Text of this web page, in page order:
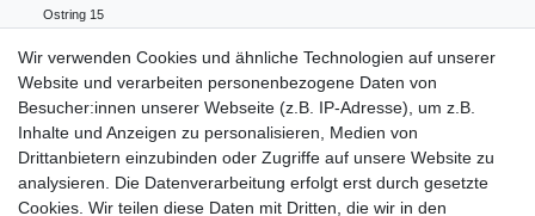
Ostring 15
004943548099856
amaryllis-eckernfoerde@t-online.de
EU-Verantwortlicher
Amaryllis Katrin Meißner und Tim Lemke GbR
Ostring
15
004943548099856
Wir verwenden Cookies und ähnliche Technologien auf unserer
Website und verarbeiten personenbezogene Daten von
Besucher:innen unserer Webseite (z.B. IP-Adresse), um z.B.
Inhalte und Anzeigen zu personalisieren, Medien von
Drittanbietern einzubinden oder Zugriffe auf unsere Website zu
analysieren. Die Datenverarbeitung erfolgt erst durch gesetzte
Cookies. Wir teilen diese Daten mit Dritten, die wir in den